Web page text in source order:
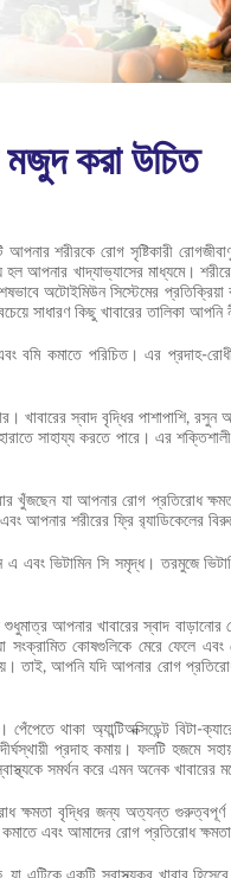
মজুদ করা উচিত
শরীরকে রোগ সৃষ্টিকারী
আপনার খাদ্যাভ্যাসের মাধ্যমে।
অটোইমিউন সিস্টেমের
সাধারণ কিছু খাবারের তালিকা আপনি
পরিচিত। এর প্রদাহ-রোধী এবং
খাবারের স্বাদ বৃদ্ধির পাশাপাশি,
সাহায্য করতে পারে। এর শক্তিশালী
খুঁজছেন যা আপনার রোগ প্রতিরোধ
আপনার শরীরের ফ্রি র‍্যাডিকেলের
এ এবং ভিটামিন সি সমৃদ্ধ। তরমুজে
আপনার খাবারের স্বাদ বাড়ানোর
কোষগুলিকে মেরে ফেলে
হয়। তাই, আপনি যদিআপনার রোগ
থাকা অ্যান্টিঅক্সিডেন্ট বিটা-
প্রদাহ কমায়। ফলটি হজমে
সমর্থন করে এমন অনেক খাবারের
ক্ষমতা বৃদ্ধির জন্য অত্যন্ত গুরুত্বপূর্ণ
কমাতে এবং আমাদের রোগ প্রতিরোধ